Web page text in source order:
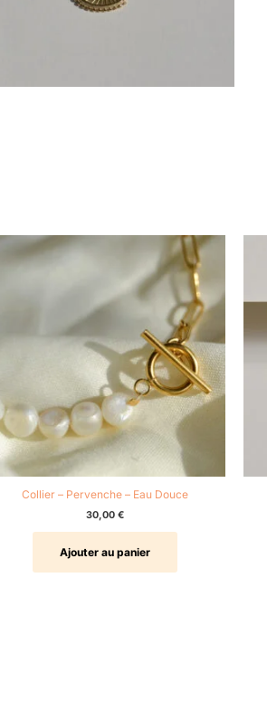
Collier – Pervenche – Eau Douce
30,00 €
Ajouter au panier